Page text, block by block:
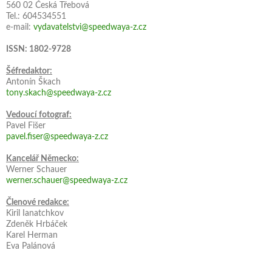
560 02 Česká Třebová
Tel.: 604534551
e-mail: vydavatelstvi@speedwaya-z.cz
ISSN: 1802-9728
Šéfredaktor:
Antonín Škach
tony.skach@speedwaya-z.cz
Vedoucí fotograf:
Pavel Fišer
pavel.fiser@speedwaya-z.cz
Kancelář Německo:
Werner Schauer
werner.schauer@speedwaya-z.cz
Členové redakce:
Kiril Ianatchkov
Zdeněk Hrbáček
Karel Herman
Eva Palánová